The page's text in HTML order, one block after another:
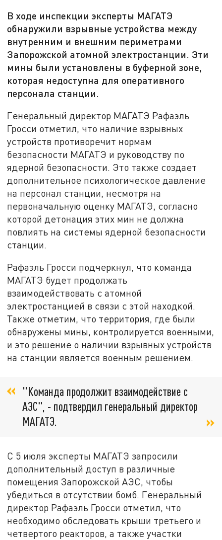
В ходе инспекции эксперты МАГАТЭ
обнаружили взрывные устройства между
внутренним и внешним периметрами
Запорожской атомной электростанции. Эти
мины были установлены в буферной зоне,
которая недоступна для оперативного
персонала станции.
Генеральный директор МАГАТЭ Рафаэль
Гросси отметил, что наличие взрывных
устройств противоречит нормам
безопасности МАГАТЭ и руководству по
ядерной безопасности. Это также создает
дополнительное психологическое давление
на персонал станции, несмотря на
первоначальную оценку МАГАТЭ, согласно
которой детонация этих мин не должна
повлиять на системы ядерной безопасности
станции.
Рафаэль Гросси подчеркнул, что команда
МАГАТЭ будет продолжать
взаимодействовать с атомной
электростанцией в связи с этой находкой.
Также отметим, что территория, где были
обнаружены мины, контролируется военными,
и это решение о наличии взрывных устройств
на станции является военным решением.
"Команда продолжит взаимодействие с
АЭС", - подтвердил генеральный директор
МАГАТЭ.
С 5 июля эксперты МАГАТЭ запросили
дополнительный доступ в различные
помещения Запорожской АЭС, чтобы
убедиться в отсутствии бомб. Генеральный
директор Рафаэль Гросси отметил, что
необходимо обследовать крыши третьего и
четвертого реакторов, а также участки